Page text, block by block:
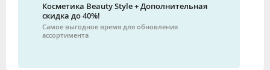
Косметика Beauty Style + Дополнительная
скидка до 40%!
Самое выгодное время для обновления
ассортимента